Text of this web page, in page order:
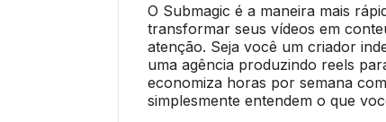
O Submagic é a maneira mais
transformar seus vídeos em
atenção. Seja você um criador
uma agência produzindo reels
economiza horas por semana
simplesmente entendem o que